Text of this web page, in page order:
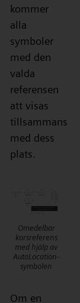
kommer
alla
symboler
med den
valda
referensen
att visas
tillsammans
med dess
plats.
Omedelbar
korsreferens
med hjälp av
AutoLocation-
symbolen
Om en